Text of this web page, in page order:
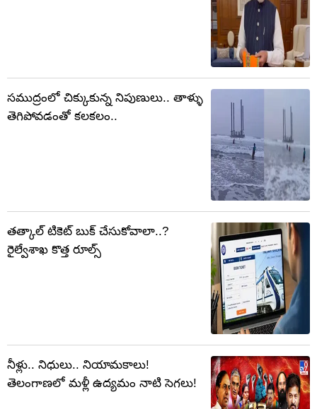
సముద్రంలో చిక్కుకున్న నిపుణులు.. తాళ్ళు
తెగిపోవడంతో కలకలం..
తత్కాల్ టికెట్ బుక్ చేసుకోవాలా..?
రైల్వేశాఖ కొత్త రూల్స్
నీళ్లు.. నిధులు.. నియామకాలు!
తెలంగాణలో మళ్లీ ఉద్యమం నాటి సెగలు!